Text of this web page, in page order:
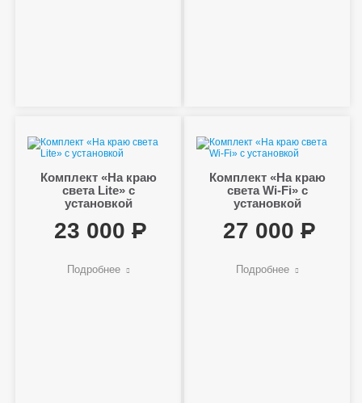
Комплект «На краю
света Lite» с
установкой
23 000
Подробнее
Комплект «На краю
света Wi-Fi» с
установкой
27 000
Подробнее